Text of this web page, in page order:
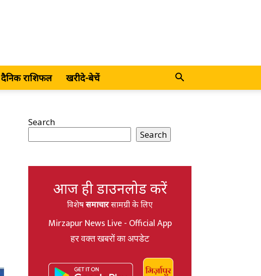
दैनिक राशिफल खरीदे-बेचें
Search
Search
आज ही डाउनलोड करें
विशेषसमाचारसामग्री के लिए
Mirzapur News Live - Official App
हर वक्त खबरों का अपडेट